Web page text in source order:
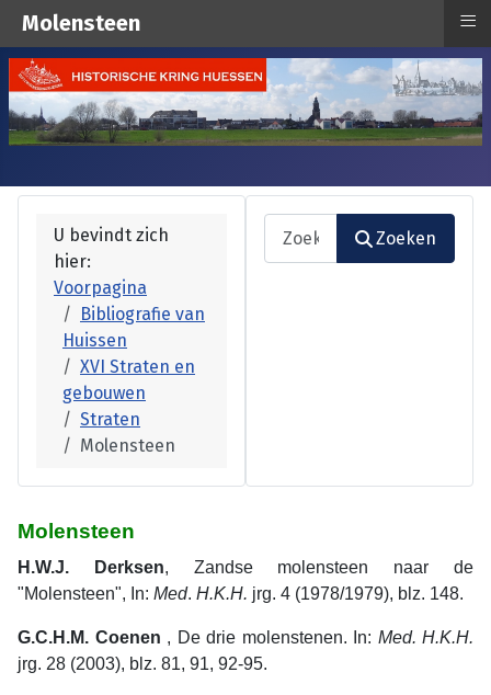
U bevindt zich
hier:
Voorpagina
Bibliografie van
Huissen
XVI Straten en
gebouwen
Straten
Molensteen
Zoeken
Zoeken
Molensteen
H.W.J. Derksen, Zandse molensteen naar de
"Molensteen", In: Med. H.K.H. jrg. 4 (1978/1979), blz. 148.
G.C.H.M. Coenen , De drie molenstenen. In: Med. H.K.H.
jrg. 28 (2003), blz. 81, 91, 92-95.
Molensteen ≡